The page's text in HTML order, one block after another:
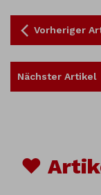
Vorheriger
Nächster Artikel
♥